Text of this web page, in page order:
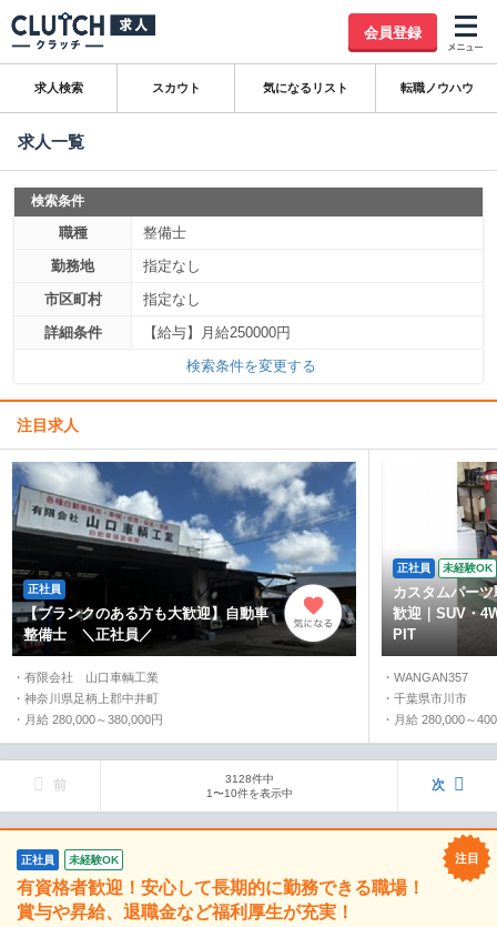
会員登録
求人検索 スカウト 気になるリスト 転職ノウハウ
求人一覧
検索条件
職種
整備士
勤務地
指定なし
市区町村
指定なし
詳細条件
【給与】月給250000円
検索条件を変更する
注目求人
正社員
【ブランクのある方も大歓迎】自動車
整備士 ＼正社員／
・有限会社 山口車輌工業
・神奈川県足柄上郡中井町
・月給 280,000～380,000円
正社員 未経験OK
カスタムパー
歓迎｜SUV・
PIT
・WANGAN357
・千葉県市川市
・月給 280,000～
前
3128件中
1〜10件を表示中
次
正社員 未経験OK
有資格者歓迎！安心して長期的に勤務できる職場！
賞与や昇給、退職金など福利厚生が充実！